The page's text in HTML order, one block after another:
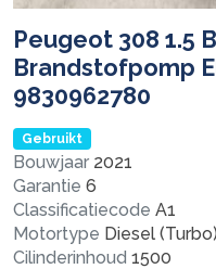
Peugeot 308 1.5
Brandstofpomp
9830962780
Gebruikt
Bouwjaar 2021
Garantie 6
Classificatiecode A1
Motortype Diesel (Turbo)
Cilinderinhoud 1500